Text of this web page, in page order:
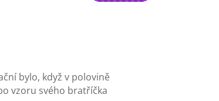
bylo, když v polovině
vzoru svého bratříčka